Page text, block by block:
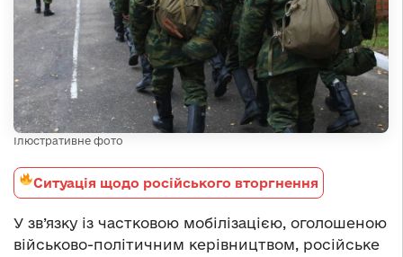
Ілюстративне фото
Ситуація щодо російського вторгнення
У зв’язку із частковою мобілізацією, оголошеною
військово-політичним керівництвом, російське